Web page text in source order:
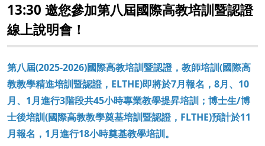
13:30 邀您參加第八屆國際高教培訓暨認證
線上說明會！
第八屆(2025-2026)國際高教培訓暨認證，教師培訓(國際高
教教學精進培訓暨認證，ELTHE)即將於7月報名，8月、10
月、1月進行3階段共45小時專業教學提昇培訓；博士生/博
士後培訓(國際高教教學奠基培訓暨認證，FLTHE)預計於11
月報名，1月進行18小時奠基教學培訓。